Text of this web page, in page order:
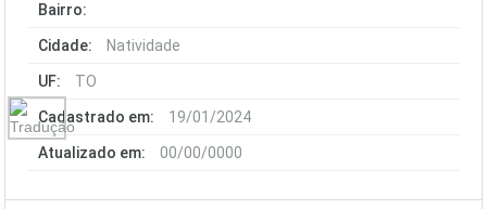
Bairro:
Cidade: Natividade
UF: TO
Cadastrado em: 19/01/2024
Atualizado em: 00/00/0000